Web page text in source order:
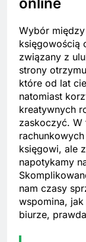
online
Wybór
księgowością
związany z
strony
które od lat
natomiast
kreatywnych
zaskoczyć. W
księgowi, ale
napotykamy
nam czasy
wspomina,
biurze,